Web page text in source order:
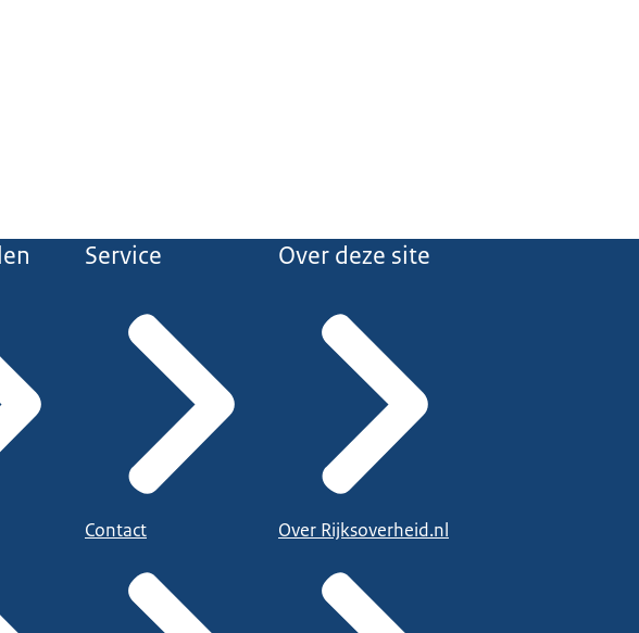
Service
Contact
Over deze site
Over Rijksoverheid.nl